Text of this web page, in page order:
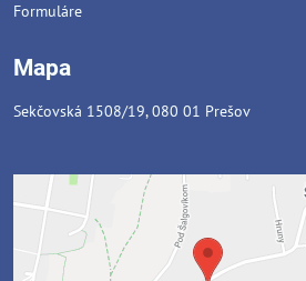
Formuláre
Mapa
Sekčovská 1508/19, 080 01 Prešov